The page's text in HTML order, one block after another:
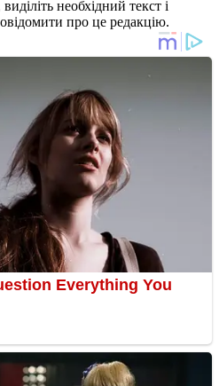
необхідний текст і
про це редакцію.